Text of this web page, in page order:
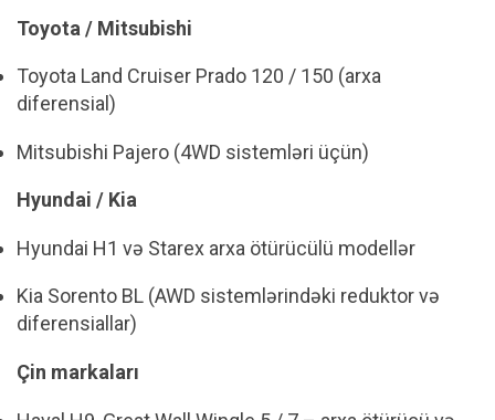
Toyota / Mitsubishi
Toyota Land Cruiser Prado 120 / 150 (arxa
diferensial)
Mitsubishi Pajero (4WD sistemləri üçün)
Hyundai / Kia
Hyundai H1 və Starex arxa ötürücülü modellər
Kia Sorento BL (AWD sistemlərindəki reduktor və
diferensiallar)
Çin markaları